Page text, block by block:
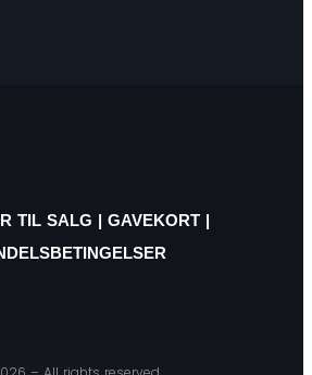
TIL SALG | GAVEKORT |